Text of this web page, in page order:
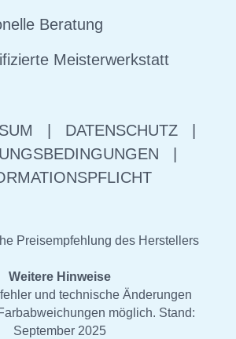
Beratung
Meisterwerkstatt
DATENSCHUTZ
Preisempfehlung des Herstellers
Weitere Hinweise
und technische Änderungen
möglich. Stand:
September 2025